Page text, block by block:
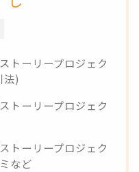
トーリープロジェク
法)
トーリープロジェク
トーリープロジェク
など